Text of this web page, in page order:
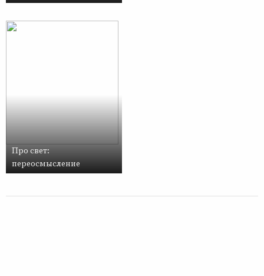
Про свет:
переосмысление